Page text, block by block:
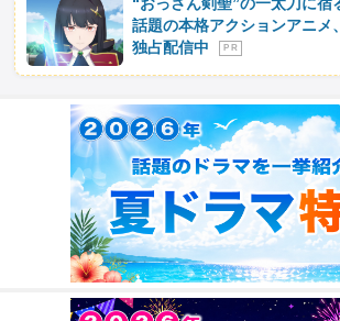
“おっさん剣聖”の一太刀に
話題の本格アクションアニ
独占配信中
P R